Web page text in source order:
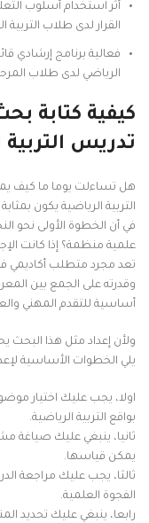
أثر استخدام أسلوب
القرار لدى طلاب التربية
فعالية برنامج إرشادي
الرياضي لدى طلاب
كيفية كتابة
تدريس التربية
هل تساءلت يوما ما كيف
التربية الرياضية يكون
في أن الخطوة الأولى نحو
علمية منظمة؟ إذا كانت
تعد مجرد متطلب أكاديمي
وقدرته على الجمع بين
أساسية للتقدم المهني
ولأن إعداد مثل هذا البحث
يلي الخطوات الأساسية
اولا، يجب عليك اختيار
بواقع التربية الرياضية.
ثانيا، ينبغي عليك
يمكن قياسها.
ثالثا، يجب عليك مراجعة
الفجوة العلمية.
رابعا، ينبغي عليك تحديد